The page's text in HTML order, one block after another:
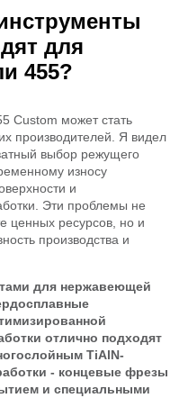
для
455?
Custom может стать
производителей. Я видел
выбор режущего
износу
и
Эти проблемы не
ценных ресурсов, но и
производства и
для нержавеющей
отлично подходят
TiAlN-
- концевые фрезы
и специальными